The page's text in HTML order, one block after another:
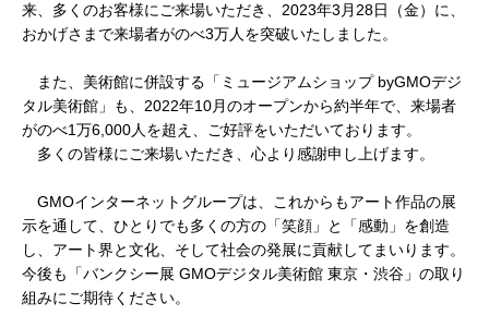
来、多くのお客様にご来場いただき、2023年3月28日（金）に、
おかげさまで来場者がのべ3万人を突破いたしました。
また、美術館に併設する「ミュージアムショップ byGMOデジ
タル美術館」も、2022年10月のオープンから約半年で、来場者
がのべ1万6,000人を超え、ご好評をいただいております。
多くの皆様にご来場いただき、心より感謝申し上げます。
GMOインターネットグループは、これからもアート作品の展
示を通して、ひとりでも多くの方の「笑顔」と「感動」を創造
し、アート界と文化、そして社会の発展に貢献してまいります。
今後も「バンクシー展 GMOデジタル美術館 東京・渋谷」の取り
組みにご期待ください。